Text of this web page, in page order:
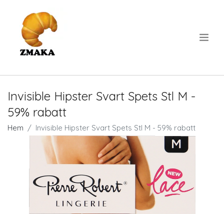
Invisible Hipster Svart Spets Stl M -
59% rabatt
Hem Invisible Hipster Svart Spets Stl M - 59% rabatt